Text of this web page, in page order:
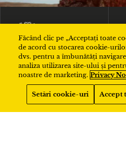
TERMENI ȘI
CONDIȚII
Făcând clic pe „Acceptați toate
de acord cu stocarea cookie-
dvs. pentru a îmbunătăți
analiza utilizarea site-ului și
noastre de marketing. Privacy
Setări cookie-uri Accept